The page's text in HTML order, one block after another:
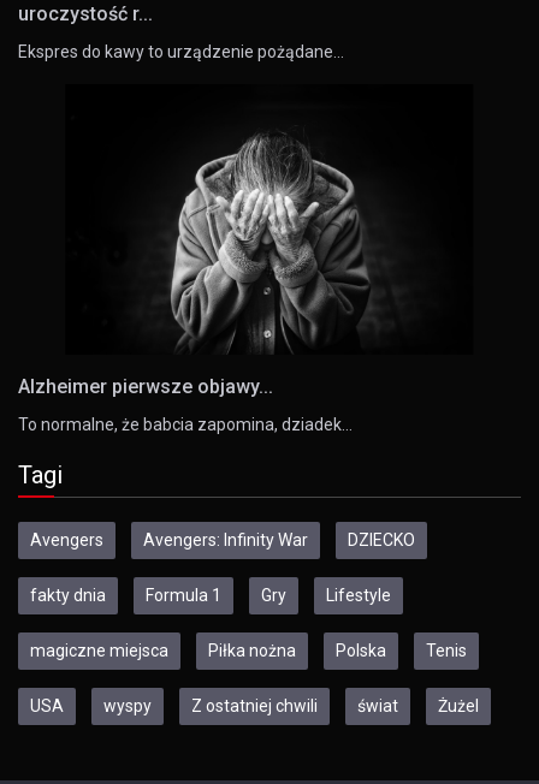
uroczystość r...
Ekspres do kawy to urządzenie pożądane…
Alzheimer pierwsze objawy...
To normalne, że babcia zapomina, dziadek…
Tagi
Avengers Avengers: Infinity War DZIECKO
fakty dnia Formula 1 Gry Lifestyle
magiczne miejsca Piłka nożna Polska Tenis
USA wyspy Z ostatniej chwili świat Żużel